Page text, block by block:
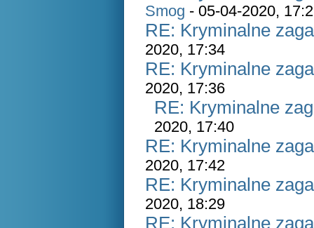
Smog - 05-04-2020,
RE: Kryminalne
2020, 17:34
RE: Kryminalne
2020, 17:36
RE: Kryminalne
2020, 17:40
RE: Kryminalne
2020, 17:42
RE: Kryminalne
2020, 18:29
RE: Kryminalne